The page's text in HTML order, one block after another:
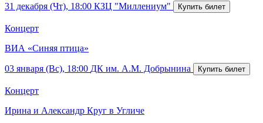
31 декабря (Чт), 18:00 КЗЦ "Миллениум"
Концерт
ВИА «Синяя птица»
03 января (Вс), 18:00 ДК им. А.М. Добрынина
Концерт
Ирина и Александр Круг в Угличе